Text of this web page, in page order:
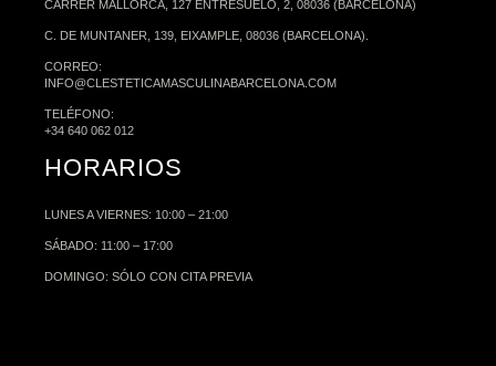
CARRER MALLORCA, 127 ENTRESUELO, 2, 08036 (BARCELONA)
C. DE MUNTANER, 139, EIXAMPLE, 08036 (BARCELONA).
CORREO:
INFO@CLESTETICAMASCULINABARCELONA.COM
TELÉFONO:
+34 640 062 012
HORARIOS
LUNES A VIERNES: 10:00 – 21:00
SÁBADO: 11:00 – 17:00
DOMINGO: SÓLO CON CITA PREVIA